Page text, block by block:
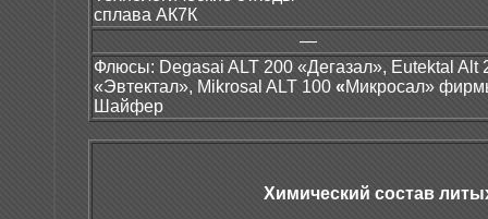
сплава АК7К
—
Флюсы: Degasai ALT 200 «Дегазал», Eutektal Alt
«Эвтектал», Mikrosal ALT 100 «Микросал»
Шайфер
Химический состав